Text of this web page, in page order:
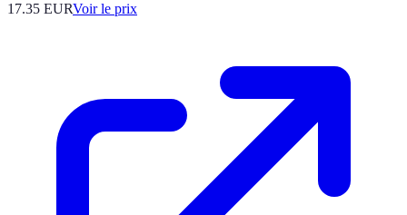
17.35 EURVoir le prix